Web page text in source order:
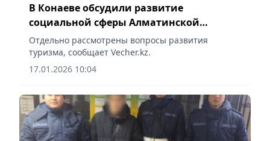
В Конаеве обсудили развитие
социальной сферы Алматинской
области
Отдельно рассмотрены вопросы развития
туризма, сообщает Vecher.kz.
17.01.2026 10:04